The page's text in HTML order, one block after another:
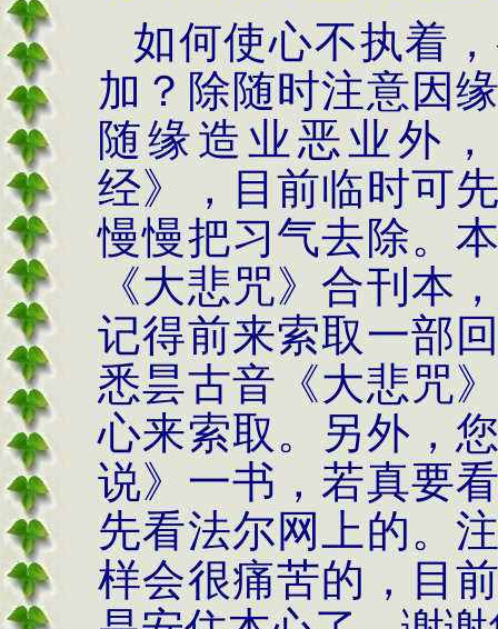
如何使心不执着
加？除随时注意因
随缘造业恶业外
经》，目前临时可
慢慢把习气去除。
《大悲咒》合刊本
记得前来索取一部
悉昙古音《大悲咒
心来索取。另外，
说》一书，若真要
先看法尔网上的。
样会很痛苦的，目